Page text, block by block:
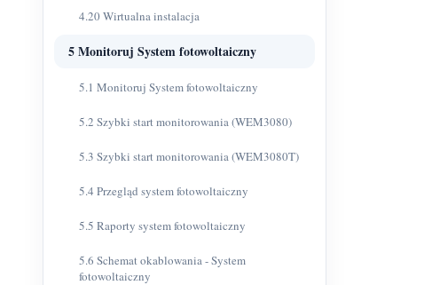
4.20 Wirtualna instalacja
5 Monitoruj System fotowoltaiczny
5.1 Monitoruj System fotowoltaiczny
5.2 Szybki start monitorowania (WEM3080)
5.3 Szybki start monitorowania (WEM3080T)
5.4 Przegląd system fotowoltaiczny
5.5 Raporty system fotowoltaiczny
5.6 Schemat okablowania - System
fotowoltaiczny